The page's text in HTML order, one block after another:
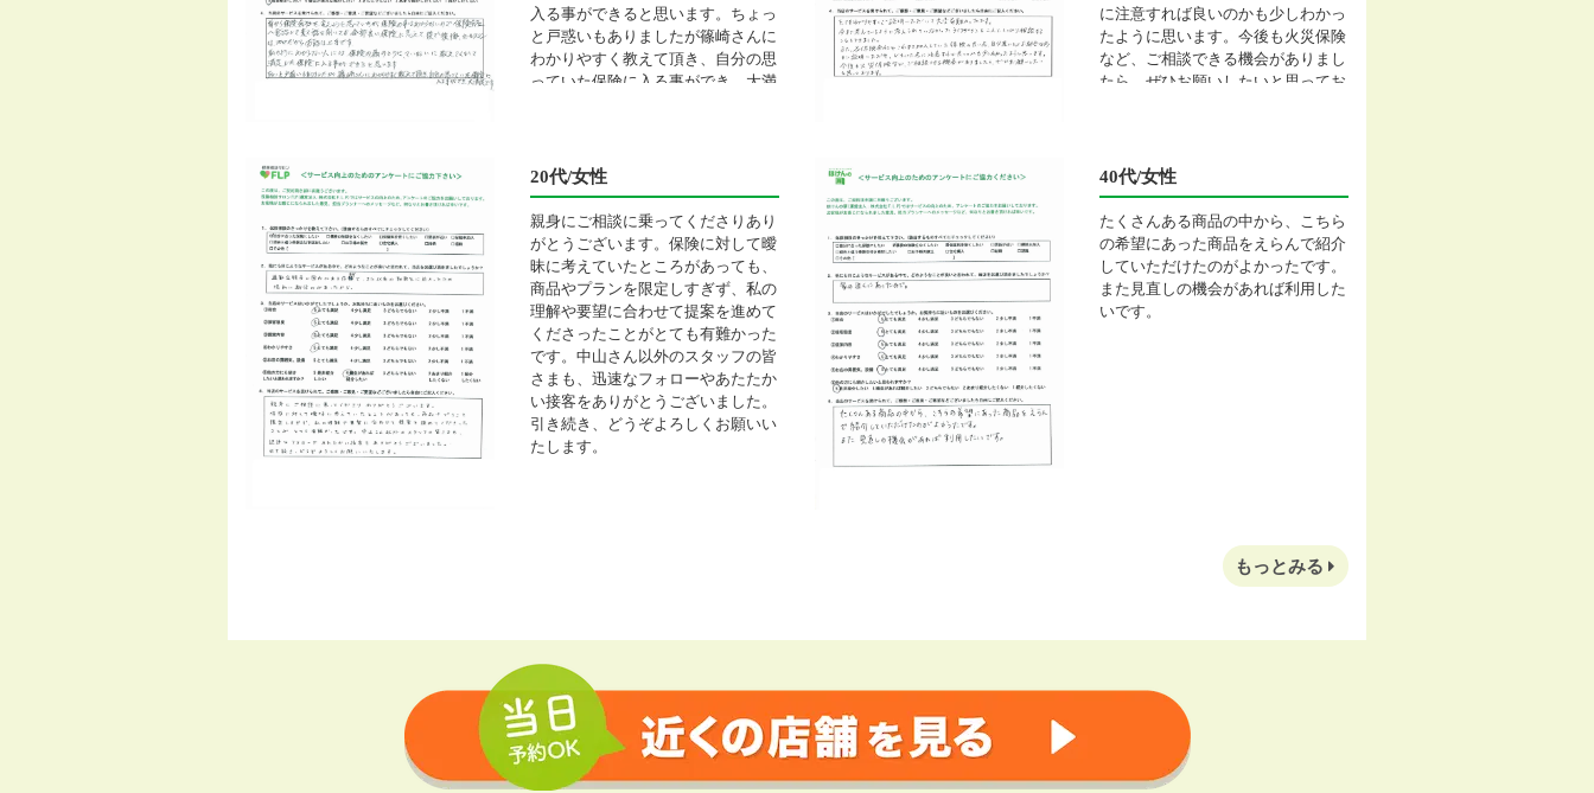
入る事ができると思います。ちょっ
と戸惑いもありましたが篠崎さんに
わかりやすく教えて頂き、自分の思
っていた保険に入る事ができ、大満
に注意すれば良いのかも少しわかっ
たように思います。今後も火災保険
など、ご相談できる機会がありまし
たら、ぜひお願いしたいと思ってお
20代/女性
親身にご相談に乗ってくださりあり
がとうございます。保険に対して曖
昧に考えていたところがあっても、
商品やプランを限定しすぎず、私の
理解や要望に合わせて提案を進めて
くださったことがとても有難かった
です。中山さん以外のスタッフの皆
さまも、迅速なフォローやあたたか
い接客をありがとうございました。
引き続き、どうぞよろしくお願いい
たします。
40代/女性
たくさんある商品の中から、こちら
の希望にあった商品をえらんで紹介
していただけたのがよかったです。
また見直しの機会があれば利用した
いです。
もっとみる